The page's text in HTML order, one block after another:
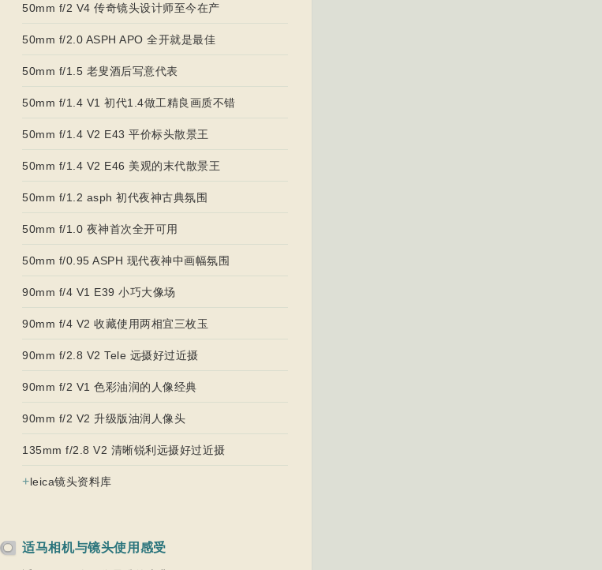
50mm f/2 V4 传奇镜头设计师至今在产
50mm f/2.0 ASPH APO 全开就是最佳
50mm f/1.5 老叟酒后写意代表
50mm f/1.4 V1 初代1.4做工精良画质不错
50mm f/1.4 V2 E43 平价标头散景王
50mm f/1.4 V2 E46 美观的末代散景王
50mm f/1.2 asph 初代夜神古典氛围
50mm f/1.0 夜神首次全开可用
50mm f/0.95 ASPH 现代夜神中画幅氛围
90mm f/4 V1 E39 小巧大像场
90mm f/4 V2 收藏使用两相宜三枚玉
90mm f/2.8 V2 Tele 远摄好过近摄
90mm f/2 V1 色彩油润的人像经典
90mm f/2 V2 升级版油润人像头
135mm f/2.8 V2 清晰锐利远摄好过近摄
+leica镜头资料库
适马相机与镜头使用感受